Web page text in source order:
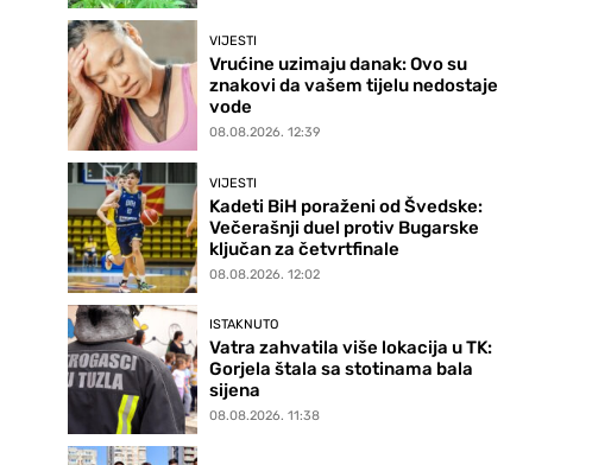
VIJESTI
Vrućine uzimaju danak: Ovo su
znakovi da vašem tijelu nedostaje
vode
08.08.2026. 12:39
VIJESTI
Kadeti BiH poraženi od Švedske:
Večerašnji duel protiv Bugarske
ključan za četvrtfinale
08.08.2026. 12:02
ISTAKNUTO
Vatra zahvatila više lokacija u TK:
Gorjela štala sa stotinama bala
sijena
08.08.2026. 11:38